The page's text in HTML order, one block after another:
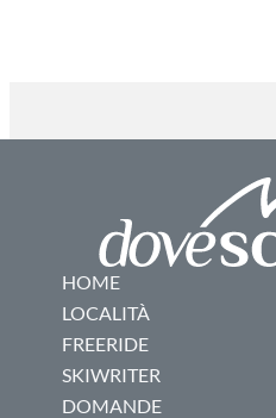
HOME
LOCALITÀ
FREERIDE
SKIWRITER
DOMANDE